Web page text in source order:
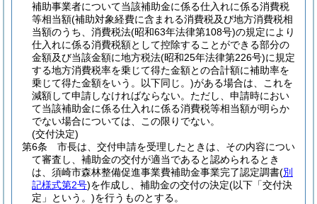
補助事業者について当該補助金に係る仕入れに係る消費税
等相当額(補助対象経費に含まれる消費税及び地方消費税相
当額のうち、消費税法(昭和63年法律第108号)の規定により
仕入れに係る消費税額として控除することができる部分の
金額及び当該金額に地方税法(昭和25年法律第226号)に規定
する地方消費税率を乗じて得た金額との合計額に補助率を
乗じて得た金額をいう。以下同じ。)がある場合は、これを
減額して申請しなければならない。 ただし、申請時におい
て当該補助金に係る仕入れに係る消費税等相当額が明らか
でない場合については、この限りでない。
(交付決定)
第6条
市長は、交付申請を受理したときは、その内容につい
て審査し、補助金の交付が適当であると認められるとき
は、須崎市森林整備促進事業費補助金事業完了認定調書(別
記様式第2号)を作成し、補助金の交付の決定(以下「交付決
定」という。)を行うものとする。